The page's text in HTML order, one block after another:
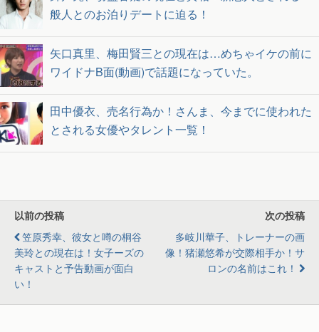
般人とのお泊りデートに迫る！
矢口真里、梅田賢三との現在は…めちゃイケの前に
ワイドナB面(動画)で話題になっていた。
田中優衣、売名行為か！さんま、今までに使われた
とされる女優やタレント一覧！
以前の投稿
笠原秀幸、彼女と噂の桐谷
美玲との現在は！女子ーズの
キャストと予告動画が面白
い！
次の投稿
多岐川華子、トレーナーの画
像！猪瀬悠希が交際相手か！サ
ロンの名前はこれ！